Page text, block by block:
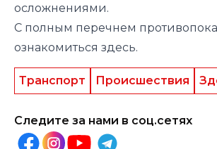
осложнениями.
С полным перечнем
ознакомиться здесь.
Транспорт Происшествия
Следите за нами в соц.сетях